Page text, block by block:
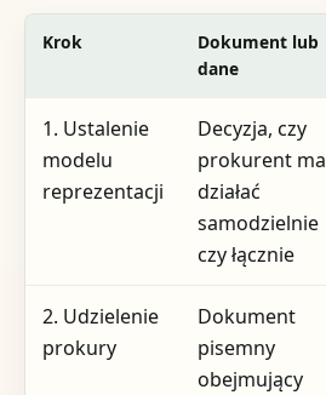
Krok
Dokument lub
dane
1. Ustalenie
modelu
reprezentacji
Decyzja, czy
prokurent ma
działać
samodzielnie
czy łącznie
2. Udzielenie
prokury
Dokument
pisemny
obejmujący